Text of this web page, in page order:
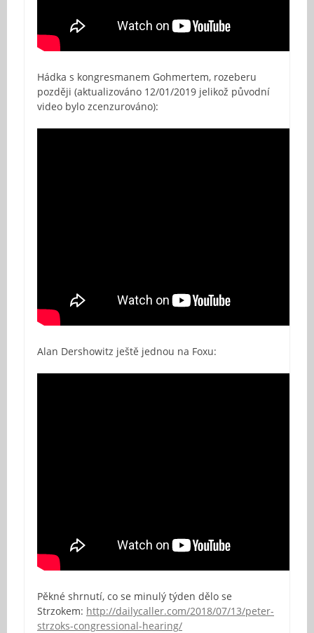
Hádka s kongresmanem Gohmertem, rozeberu
později (aktualizováno 12/01/2019 jelikož původní
video bylo zcenzurováno):
Alan Dershowitz ještě jednou na Foxu:
Pěkné shrnutí, co se minulý týden dělo se
Strzokem: http://dailycaller.com/2018/07/13/peter-
strzoks-congressional-hearing/